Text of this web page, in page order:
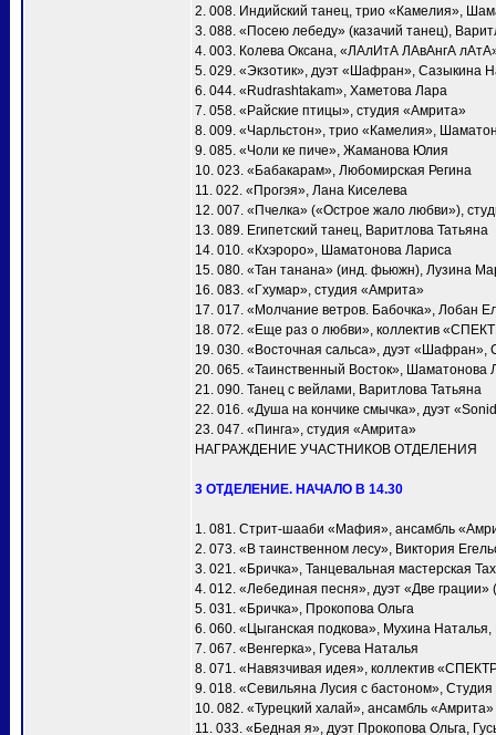
2. 008. Индийский танец, трио «Камелия»,
3. 088. «Посею лебеду» (казачий танец),
4. 003. Колева Оксана, «ЛАлИтА ЛАвАнгА
5. 029. «Экзотик», дуэт «Шафран», Сазыкина
6. 044. «Rudrashtakam», Хаметова Лара
7. 058. «Райские птицы», студия «Амрита»
8. 009. «Чарльстон», трио «Камелия»,
9. 085. «Чоли ке пиче», Жаманова Юлия
10. 023. «Бабакарам», Любомирская Регина
11. 022. «Прогэя», Лана Киселева
12. 007. «Пчелка» («Острое жало любви»),
13. 089. Египетский танец, Варитлова Татьяна
14. 010. «Кхэроро», Шаматонова Лариса
15. 080. «Тан танана» (инд. фьюжн), Лузина
16. 083. «Гхумар», студия «Амрита»
17. 017. «Молчание ветров. Бабочка», Лобан
18. 072. «Еще раз о любви», коллектив
19. 030. «Восточная сальса», дуэт
20. 065. «Таинственный Восток», Шаматонова
21. 090. Танец с вейлами, Варитлова Татьяна
22. 016. «Душа на кончике смычка», дуэт
23. 047. «Пинга», студия «Амрита»
НАГРАЖДЕНИЕ УЧАСТНИКОВ ОТДЕЛЕНИЯ
3 ОТДЕЛЕНИЕ. НАЧАЛО В 14.30
1. 081. Стрит-шааби «Мафия», ансамбль
2. 073. «В таинственном лесу», Виктория
3. 021. «Бричка», Танцевальная мастерская
4. 012. «Лебединая песня», дуэт «Две
5. 031. «Бричка», Прокопова Ольга
6. 060. «Цыганская подкова», Мухина
7. 067. «Венгерка», Гусева Наталья
8. 071. «Навязчивая идея», коллектив
9. 018. «Севильяна Лусия с бастоном»,
10. 082. «Турецкий халай», ансамбль «Амрита»
11. 033. «Бедная я», дуэт Прокопова Ольга,